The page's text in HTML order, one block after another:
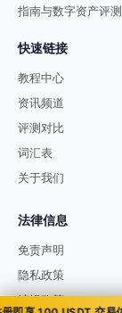
指南与数字资产评测
快速链接
教程中心
资讯频道
评测对比
词汇表
关于我们
法律信息
免责声明
隐私政策
编辑政策